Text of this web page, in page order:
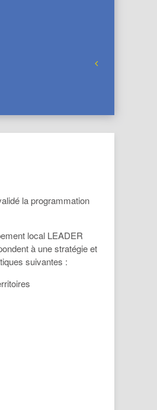
la programmation
local LEADER
à une stratégie et
suivantes :